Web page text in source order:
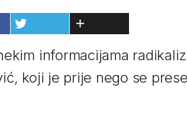
informacijama
koji je prije nego se